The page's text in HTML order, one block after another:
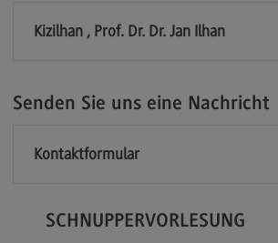
Modulangebot
Digital Business Management
Berufsperspektiven
Kizilhan , Prof. Dr. Dr. Jan Ilhan
Senden Sie uns eine Nachricht
Kontaktformular
SCHNUPPERVORLESUNG